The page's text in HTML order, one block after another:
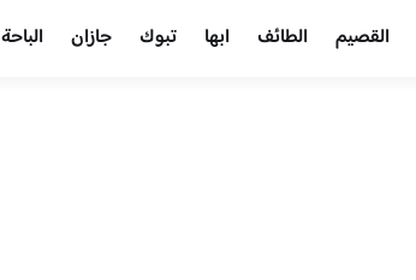
القصيم الطائف ابها تبوك جازان الباحة